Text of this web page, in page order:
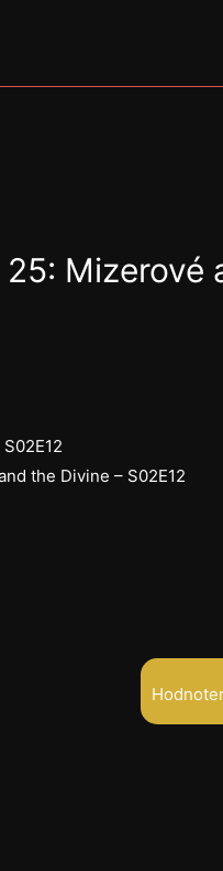
Mizerové
the Divine – S02E12